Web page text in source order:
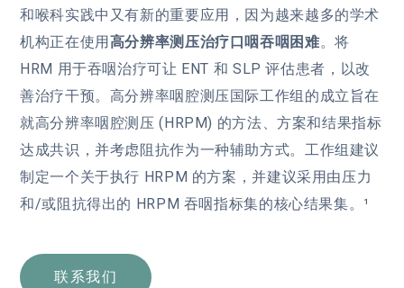
和喉科实践中又有新的重要应用，因为越来越多的学术
机构正在使用 高分辨率测压治疗口咽吞咽困难。将
HRM 用于吞咽治疗可让 ENT 和 SLP 评估患者，以改
善治疗干预。高分辨率咽腔测压国际工作组的成立旨在
就高分辨率咽腔测压 (HRPM) 的方法、方案和结果指标
达成共识，并考虑阻抗作为一种辅助方式。工作组建议
制定一个关于执行 HRPM 的方案，并建议采用由压力
和/或阻抗得出的 HRPM 吞咽指标集的核心结果集。¹
联系我们